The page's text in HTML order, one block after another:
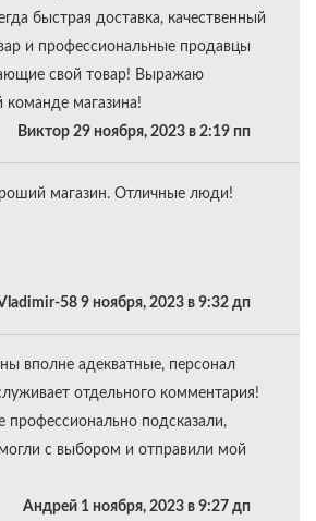
быстрая доставка, качественный
и профессиональные продавцы
свой товар! Выражаю
команде магазина!
Виктор 29 ноября, 2023 в 2:19 пп
магазин. Отличные люди!
58 9 ноября, 2023 в 9:32 дп
вполне адекватные, персонал
отдельного комментария!
профессионально подсказали,
с выбором и отправили мой
Андрей 1 ноября, 2023 в 9:27 дп